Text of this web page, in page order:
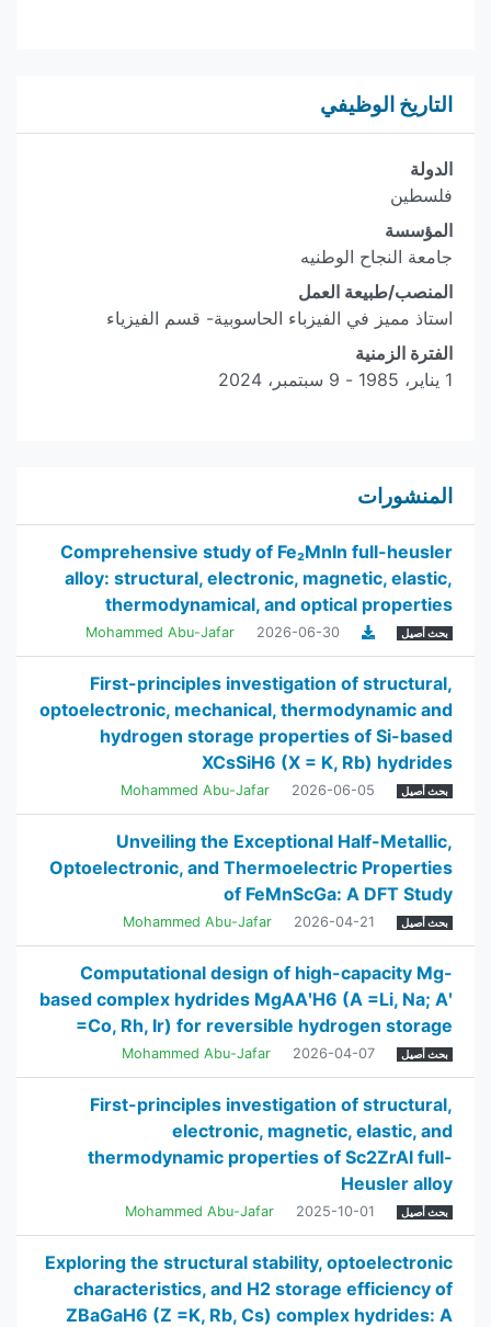
التاريخ الوظيفي
الدولة
فلسطين
المؤسسة
جامعة النجاح الوطنيه
المنصب/طبيعة العمل
استاذ مميز في الفيزباء الحاسوبية- قسم الفيزياء
الفترة الزمنية
1 يناير، 1985 - 9 سبتمبر، 2024
المنشورات
Comprehensive study of Fe₂MnIn full-heusler
alloy: structural, electronic, magnetic, elastic,
thermodynamical, and optical properties
بحث أصيل 2026-06-30
Mohammed Abu-Jafar
First-principles investigation of structural,
optoelectronic, mechanical, thermodynamic and
hydrogen storage properties of Si-based
XCsSiH6 (X = K, Rb) hydrides
بحث أصيل 2026-06-05
Mohammed Abu-Jafar
Unveiling the Exceptional Half-Metallic,
Optoelectronic, and Thermoelectric Properties
of FeMnScGa: A DFT Study
بحث أصيل 2026-04-21
Mohammed Abu-Jafar
Computational design of high-capacity Mg-
based complex hydrides MgAAʹH6 (A =Li, Na; Aʹ
=Co, Rh, Ir) for reversible hydrogen storage
بحث أصيل 2026-04-07
Mohammed Abu-Jafar
First-principles investigation of structural,
electronic, magnetic, elastic, and
thermodynamic properties of Sc2ZrAl full-
Heusler alloy
بحث أصيل 2025-10-01
Mohammed Abu-Jafar
Exploring the structural stability, optoelectronic
characteristics, and H2 storage efficiency of
ZBaGaH6 (Z =K, Rb, Cs) complex hydrides: A